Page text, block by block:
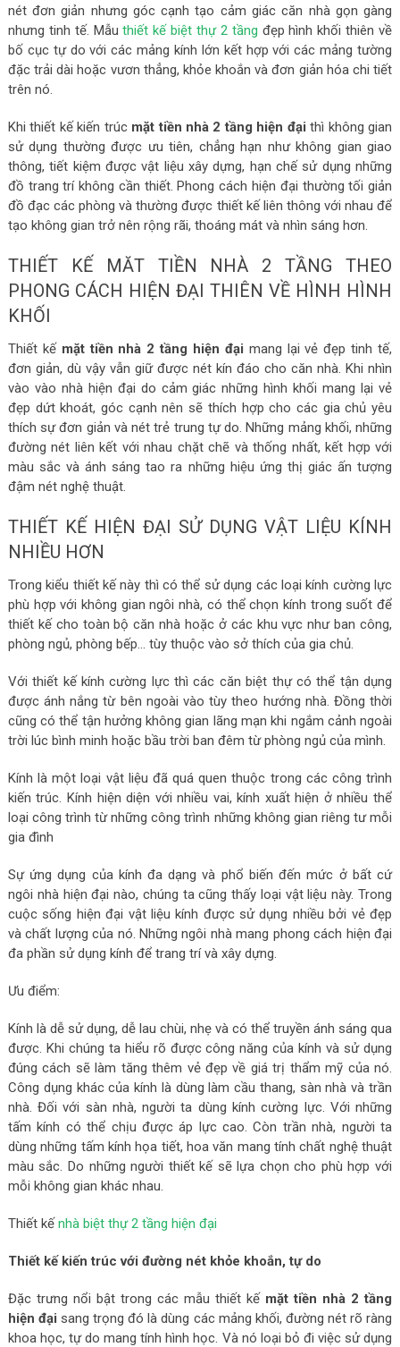
nét đơn giản nhưng góc cạnh tạo cảm giác căn nhà gọn gàng
nhưng tinh tế. Mẫuthiết kế biệt thự 2 tầng đẹp hình khối thiên về
bố cục tự do với các mảng kính lớn kết hợp với các mảng tường
đặc trải dài hoặc vươn thẳng, khỏe khoắn và đơn giản hóa chi tiết
trên nó.
Khi thiết kế kiến trúc mặt tiền nhà 2 tầng hiện đại thì không gian
sử dụng thường được ưu tiên, chẳng hạn như không gian giao
thông, tiết kiệm được vật liệu xây dựng, hạn chế sử dụng những
đồ trang trí không cần thiết. Phong cách hiện đại thường tối giản
đồ đạc các phòng và thường được thiết kế liên thông với nhau để
tạo không gian trở nên rộng rãi, thoáng mát và nhìn sáng hơn.
THIẾT KẾ MĂT TIỀN NHÀ 2 TẦNG THEO
PHONG CÁCH HIỆN ĐẠI THIÊN VỀ HÌNH HÌNH
KHỐI
Thiết kế mặt tiền nhà 2 tầng hiện đại mang lại vẻ đẹp tinh tế,
đơn giản, dù vậy vẫn giữ được nét kín đáo cho căn nhà. Khi nhìn
vào vào nhà hiện đại do cảm giác những hình khối mang lại vẻ
đẹp dứt khoát, góc cạnh nên sẽ thích hợp cho các gia chủ yêu
thích sự đơn giản và nét trẻ trung tự do. Những mảng khối, những
đường nét liên kết với nhau chặt chẽ và thống nhất, kết hợp với
màu sắc và ánh sáng tao ra những hiệu ứng thị giác ấn tượng
đậm nét nghệ thuật.
THIẾT KẾ HIỆN ĐẠI SỬ DỤNG VẬT LIỆU KÍNH
NHIỀU HƠN
Trong kiểu thiết kế này thì có thể sử dụng các loại kính cường lực
phù hợp với không gian ngôi nhà, có thể chọn kính trong suốt để
thiết kế cho toàn bộ căn nhà hoặc ở các khu vực như ban công,
phòng ngủ, phòng bếp… tùy thuộc vào sở thích của gia chủ.
Với thiết kế kính cường lực thì các căn biệt thự có thể tận dụng
được ánh nắng từ bên ngoài vào tùy theo hướng nhà. Đồng thời
cũng có thể tận hưởng không gian lãng mạn khi ngắm cảnh ngoài
trời lúc bình minh hoặc bầu trời ban đêm từ phòng ngủ của mình.
Kính là một loại vật liệu đã quá quen thuộc trong các công trình
kiến trúc. Kính hiện diện với nhiều vai, kính xuất hiện ở nhiều thể
loại công trình từ những công trình những không gian riêng tư mỗi
gia đình
Sự ứng dụng của kính đa dạng và phổ biến đến mức ở bất cứ
ngôi nhà hiện đại nào, chúng ta cũng thấy loại vật liệu này. Trong
cuộc sống hiện đại vật liệu kính được sử dụng nhiều bởi vẻ đẹp
và chất lượng của nó. Những ngôi nhà mang phong cách hiện đại
đa phần sử dụng kính để trang trí và xây dựng.
Ưu điểm:
Kính là dễ sử dụng, dễ lau chùi, nhẹ và có thể truyền ánh sáng qua
được. Khi chúng ta hiểu rõ được công năng của kính và sử dụng
đúng cách sẽ làm tăng thêm vẻ đẹp về giá trị thẩm mỹ của nó.
Công dụng khác của kính là dùng làm cầu thang, sàn nhà và trần
nhà. Đối với sàn nhà, người ta dùng kính cường lực. Với những
tấm kính có thể chịu được áp lực cao. Còn trần nhà, người ta
dùng những tấm kính họa tiết, hoa văn mang tính chất nghệ thuật
màu sắc. Do những người thiết kế sẽ lựa chọn cho phù hợp với
mỗi không gian khác nhau.
Thiết kếnhà biệt thự 2 tầng hiện đại
Thiết kế kiến trúc với đường nét khỏe khoắn, tự do
Đặc trưng nổi bật trong các mẫu thiết kế mặt tiền nhà 2 tầng
hiện đại sang trọng đó là dùng các mảng khối, đường nét rõ ràng
khoa học, tự do mang tính hình học. Và nó loại bỏ đi việc sử dụng